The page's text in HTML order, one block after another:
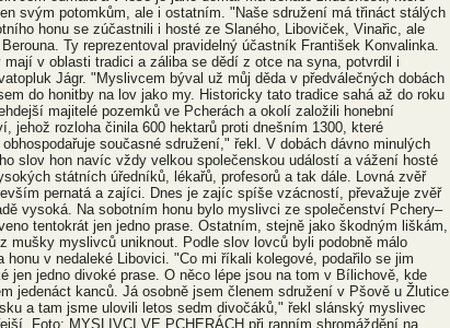
svým potomkům, ale i ostatním. "Naše sdružení má třináct stálých
honu se zúčastnili i hosté ze Slaného, Liboviček, Vinařic, ale
Ty reprezentoval pravidelný účastník František Konvalinka.
mají v oblasti tradici a záliba se dědí z otce na syna, potvrdil i
Jágr. "Myslivcem býval už můj děda v předválečných dobách
do honitby na lov jako my. Historicky tato tradice sahá až do roku
majitelé pozemků ve Pcherách a okolí založili honební
jehož rozloha činila 600 hektarů proti dnešním 1300, které
současné sdružení," řekl. V dobách dávno minulých
slov hon navíc vždy velkou společenskou událostí a vážení hosté
státních úředníků, lékařů, profesorů a tak dále. Lovná zvěř
pernatá a zajíci. Dnes je zajíc spíše vzácností, převažuje zvěř
vysoká. Na sobotním honu bylo myslivci ze společenství Pchery–
tentokrát jen jedno prase. Ostatním, stejně jako škodným liškám,
mušky myslivců uniknout. Podle slov lovců byli podobně málo
honu v nedaleké Libovici. "Co mi říkali kolegové, podařilo se jim
jen jedno divoké prase. O něco lépe jsou na tom v Bílichově, kde
jedenáct kanců. Já osobně jsem členem sdružení v Pšově u Žlutice
a tam jsme ulovili letos sedm divočáků," řekl slánský myslivec
Foto: MYSLIVCI VE PCHERÁCH při ranním shromáždění na